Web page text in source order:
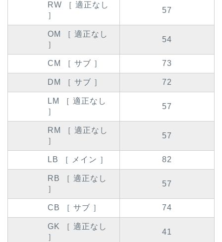
RW ［ 適正なし
］
57
OM ［ 適正なし
］
54
CM ［ サブ ］ 73
DM ［ サブ ］ 72
LM ［ 適正なし
］
57
RM ［ 適正なし
］
57
LB ［ メイン ］ 82
RB ［ 適正なし
］
57
CB ［ サブ ］ 74
GK ［ 適正なし
］
41